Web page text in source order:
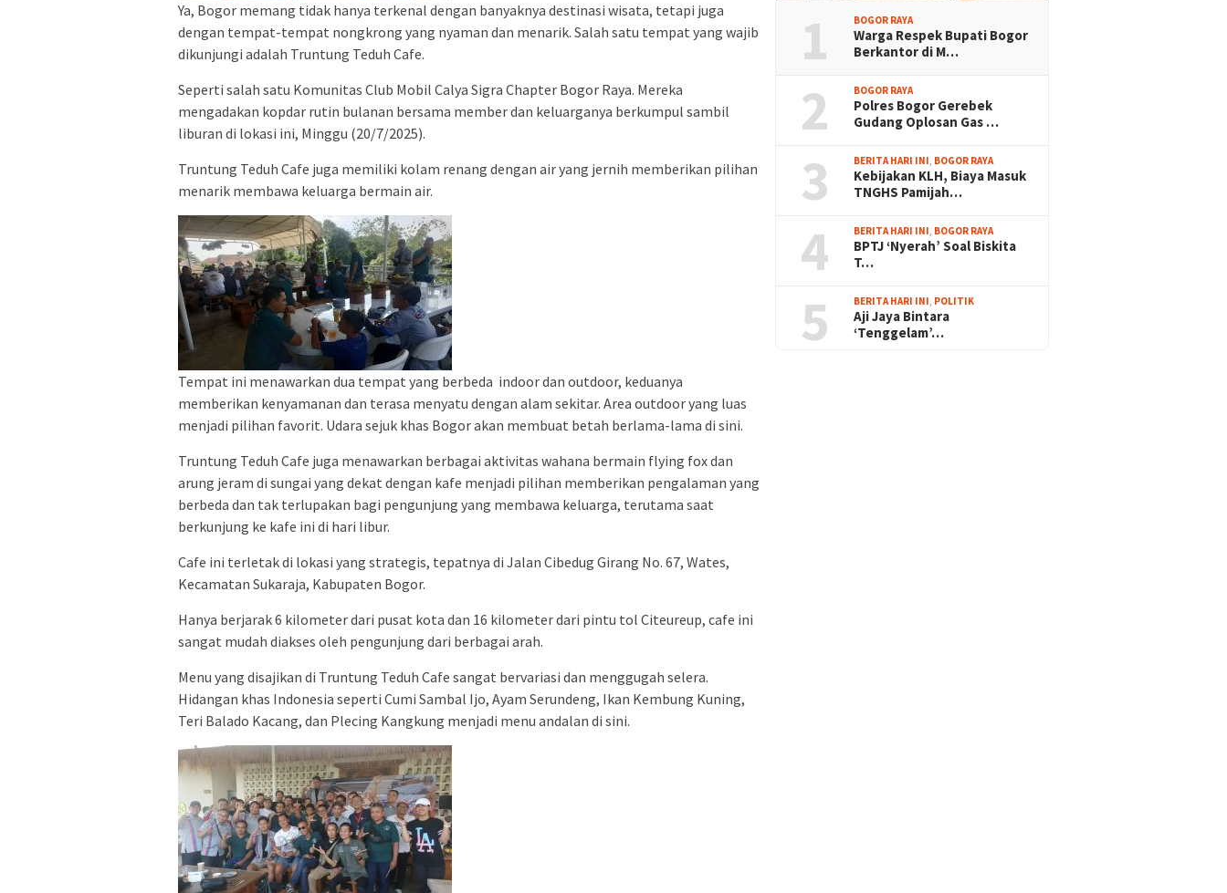
Ya, Bogor memang tidak hanya terkenal dengan banyaknya destinasi wisata, tetapi juga
dengan tempat-tempat nongkrong yang nyaman dan menarik. Salah satu tempat yang wajib
dikunjungi adalah Truntung Teduh Cafe.
Seperti salah satu Komunitas Club Mobil Calya Sigra Chapter Bogor Raya. Mereka
mengadakan kopdar rutin bulanan bersama member dan keluarganya berkumpul sambil
liburan di lokasi ini, Minggu (20/7/2025).
Truntung Teduh Cafe juga memiliki kolam renang dengan air yang jernih memberikan pilihan
menarik membawa keluarga bermain air.
Tempat ini menawarkan dua tempat yang berbeda indoor dan outdoor, keduanya
memberikan kenyamanan dan terasa menyatu dengan alam sekitar. Area outdoor yang luas
menjadi pilihan favorit. Udara sejuk khas Bogor akan membuat betah berlama-lama di sini.
Truntung Teduh Cafe juga menawarkan berbagai aktivitas wahana bermain flying fox dan
arung jeram di sungai yang dekat dengan kafe menjadi pilihan memberikan pengalaman yang
berbeda dan tak terlupakan bagi pengunjung yang membawa keluarga, terutama saat
berkunjung ke kafe ini di hari libur.
Cafe ini terletak di lokasi yang strategis, tepatnya di Jalan Cibedug Girang No. 67, Wates,
Kecamatan Sukaraja, Kabupaten Bogor.
Hanya berjarak 6 kilometer dari pusat kota dan 16 kilometer dari pintu tol Citeureup, cafe ini
sangat mudah diakses oleh pengunjung dari berbagai arah.
Menu yang disajikan di Truntung Teduh Cafe sangat bervariasi dan menggugah selera.
Hidangan khas Indonesia seperti Cumi Sambal Ijo, Ayam Serundeng, Ikan Kembung Kuning,
Teri Balado Kacang, dan Plecing Kangkung menjadi menu andalan di sini.
1 BOGOR RAYA
Warga Respek Bupati Bogor
Berkantor di M…
2 BOGOR RAYA
Polres Bogor Gerebek
Gudang Oplosan Gas …
3 BERITA HARI INI, BOGOR RAYA
Kebijakan KLH, Biaya Masuk
TNGHS Pamijah…
4 BERITA HARI INI, BOGOR RAYA
BPTJ ‘Nyerah’ Soal Biskita
T…
5 BERITA HARI INI, POLITIK
Aji Jaya Bintara
‘Tenggelam’…